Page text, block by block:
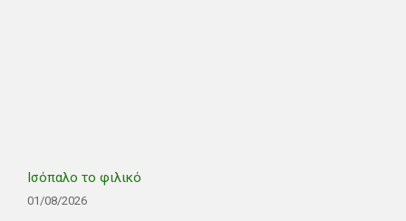
Ισόπαλο το φιλικό
01/08/2026